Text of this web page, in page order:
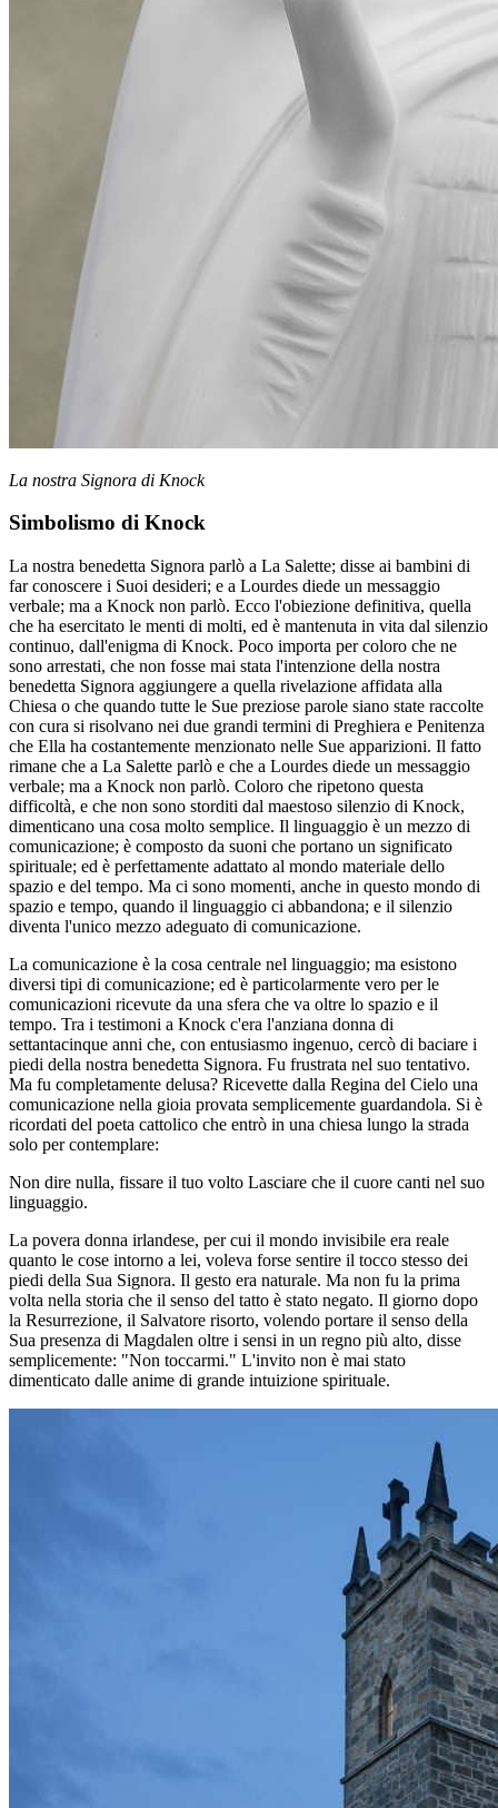
La nostra Signora di Knock
Simbolismo di Knock
La nostra benedetta Signora parlò a La Salette; disse ai bambini di
far conoscere i Suoi desideri; e a Lourdes diede un messaggio
verbale; ma a Knock non parlò. Ecco l'obiezione definitiva, quella
che ha esercitato le menti di molti, ed è mantenuta in vita dal silenzio
continuo, dall'enigma di Knock. Poco importa per coloro che ne
sono arrestati, che non fosse mai stata l'intenzione della nostra
benedetta Signora aggiungere a quella rivelazione affidata alla
Chiesa o che quando tutte le Sue preziose parole siano state raccolte
con cura si risolvano nei due grandi termini di Preghiera e Penitenza
che Ella ha costantemente menzionato nelle Sue apparizioni. Il fatto
rimane che a La Salette parlò e che a Lourdes diede un messaggio
verbale; ma a Knock non parlò. Coloro che ripetono questa
difficoltà, e che non sono storditi dal maestoso silenzio di Knock,
dimenticano una cosa molto semplice. Il linguaggio è un mezzo di
comunicazione; è composto da suoni che portano un significato
spirituale; ed è perfettamente adattato al mondo materiale dello
spazio e del tempo. Ma ci sono momenti, anche in questo mondo di
spazio e tempo, quando il linguaggio ci abbandona; e il silenzio
diventa l'unico mezzo adeguato di comunicazione.
La comunicazione è la cosa centrale nel linguaggio; ma esistono
diversi tipi di comunicazione; ed è particolarmente vero per le
comunicazioni ricevute da una sfera che va oltre lo spazio e il
tempo. Tra i testimoni a Knock c'era l'anziana donna di
settantacinque anni che, con entusiasmo ingenuo, cercò di baciare i
piedi della nostra benedetta Signora. Fu frustrata nel suo tentativo.
Ma fu completamente delusa? Ricevette dalla Regina del Cielo una
comunicazione nella gioia provata semplicemente guardandola. Si è
ricordati del poeta cattolico che entrò in una chiesa lungo la strada
solo per contemplare:
Non dire nulla, fissare il tuo volto Lasciare che il cuore canti nel suo
linguaggio.
La povera donna irlandese, per cui il mondo invisibile era reale
quanto le cose intorno a lei, voleva forse sentire il tocco stesso dei
piedi della Sua Signora. Il gesto era naturale. Ma non fu la prima
volta nella storia che il senso del tatto è stato negato. Il giorno dopo
la Resurrezione, il Salvatore risorto, volendo portare il senso della
Sua presenza di Magdalen oltre i sensi in un regno più alto, disse
semplicemente: "Non toccarmi." L'invito non è mai stato
dimenticato dalle anime di grande intuizione spirituale.